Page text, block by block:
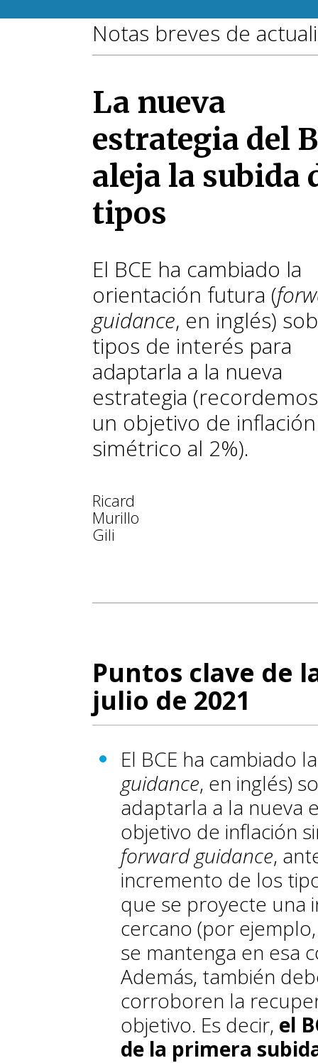
Notas breves de
La nueva
estrategia del
aleja la subida
tipos
El BCE ha cambiado la
orientación futura (
guidance, en inglés)
tipos de interés para
adaptarla a la nueva
estrategia
un objetivo de inflación
simétrico al 2%).
Ricard
Murillo
Gili
Puntos clave de
julio de 2021
El BCE ha cambiado
guidance, en inglés)
adaptarla a la nueva
objetivo de inflación
forward guidance,
incremento de los
que se proyecte una
cercano (por
se mantenga en esa
Además, también
corroboren la
objetivo. Es decir, el
de la primera